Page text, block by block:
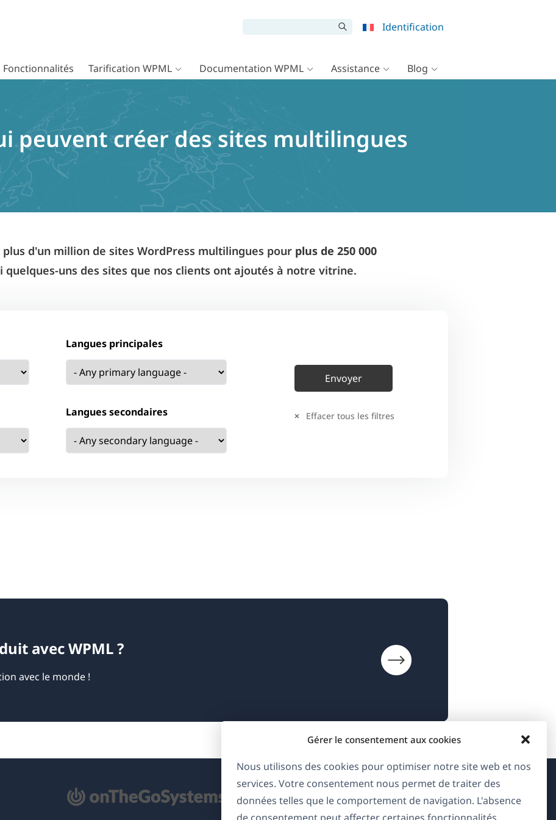
Gérer le consentement aux cookies
Nous utilisons des cookies pour optimiser notre site web et nos
services. Votre consentement nous permet de traiter des
données telles que le comportement de navigation. L'absence
Identification
Fonctionnalités Tarification WPML Documentation WPML Assistance Blog
peuvent créer des sites multilingues
d'un million de sites WordPress multilingues pour plus de 250 000
quelques-uns des sites que nos clients ont ajoutés à notre vitrine.
Langues principales
Langues secondaires Effacer tous les filtres
avec WPML ?
avec le monde !
À propos de WPML